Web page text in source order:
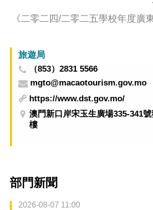
《二零二四/二零二五學校年度廣
津貼接受申請
旅遊局
（853）2831 5566
mgto@macaotourism.gov.mo
https://www.dst.gov.mo/
澳門新口岸宋玉生廣場335-341
樓
部門新聞
2026-08-07 11:00